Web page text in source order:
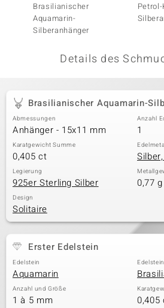
Classics
Brasilianischer
Aquamarin-
Silberanhänger
Details des
Brasilianischer Aquamarin-
Abmessungen
Anhänger - 15x11 mm
Anzahl
1
Karatgewicht Summe
0,405 ct
Legierung
925er Sterling Silber 0,77 g
Design
Solitaire
Erster Edelstein
Edelstein
Aquamarin
Anzahl und Größe
1 à 5 mm 0,405